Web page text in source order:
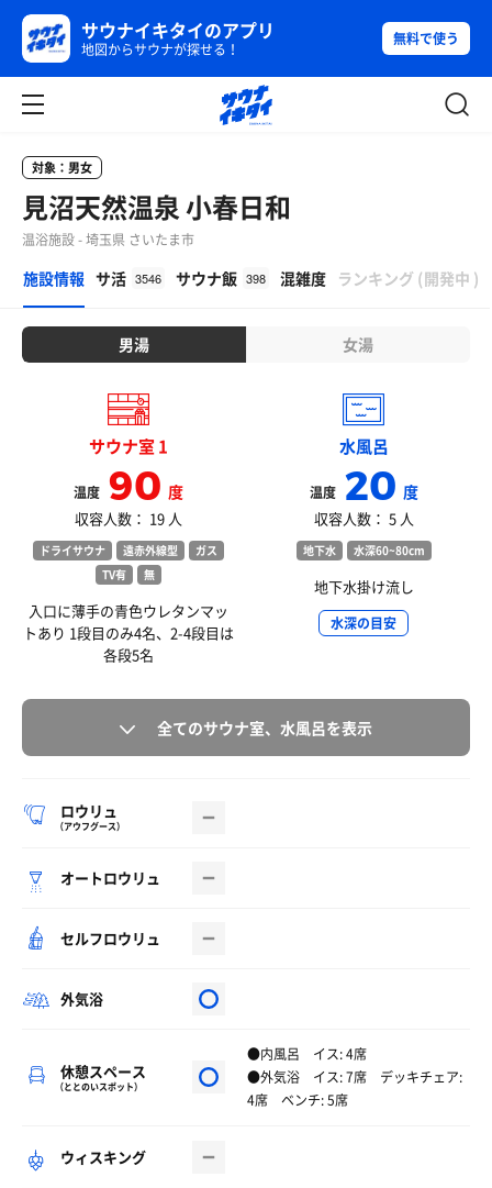
サウナイキタイのアプリ
地図からサウナが探せる！
無料で使う
対象：男女
見沼天然温泉 小春日和
温浴施設 - 埼玉県 さいたま市
施設情報 サ活 3546 サウナ飯 398 混雑度 ランキング (開発中 )
男湯 女湯
サウナ室 1
温度 90度
収容人数： 19 人
ドライサウナ 遠赤外線型
ガス
TV有
無
入口に薄手の青色ウレタンマッ
トあり 1段目のみ4名、2-4段目は
各段5名
水風呂
温度20度
収容人数： 5 人
地下水 水深60~80cm
地下水掛け流し
水深の目安
全てのサウナ室、水風呂を表示
ロウリュ
（アウフグース）
オートロウリュ
セルフロウリュ
外気浴
休憩スペース
（ととのいスポット）
●内風呂 イス: 4席
●外気浴 イス: 7席 デッキチェア:
4席 ベンチ: 5席
ウィスキング